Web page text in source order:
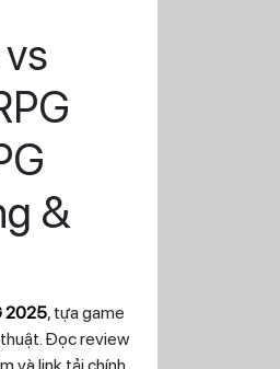
&
2025, tựa game
Đọc review